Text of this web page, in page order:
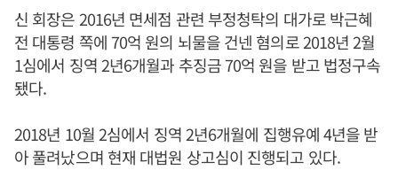
신 회장은 2016년 면세점 관련 부정청탁의 대가로 박근혜
전 대통령 쪽에 70억 원의 뇌물을 건넨 혐의로 2018년 2월
1심에서 징역 2년6개월과 추징금 70억 원을 받고 법정구속
됐다.
2018년 10월 2심에서 징역 2년6개월에 집행유예 4년을 받
아 풀려났으며 현재 대법원 상고심이 진행되고 있다.